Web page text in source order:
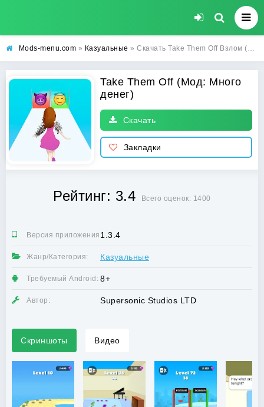
Mods-menu.com » Казуальные » Скачать Take Them Off Взлом (Много денег) на Андроид бесплатно
Take Them Off (Мод: Много
денег)
Скачать
Закладки
Рейтинг: 3.4 Всего оценок: 1400
Версия приложения:1.3.4
Жанр/Категория: Казуальные
Требуемый Android: 8+
Автор: Supersonic Studios LTD
Скриншоты Видео